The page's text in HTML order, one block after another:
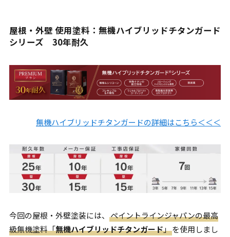
屋根・外壁 使用塗料：無機ハイブリッドチタンガード
シリーズ 30年耐久
無機ハイブリッドチタンガードの詳細はこちら＜＜＜
今回の屋根・外壁塗装には、 ペイントラインジャパンの最高
級無機塗料「無機ハイブリッドチタンガード」を使用しまし